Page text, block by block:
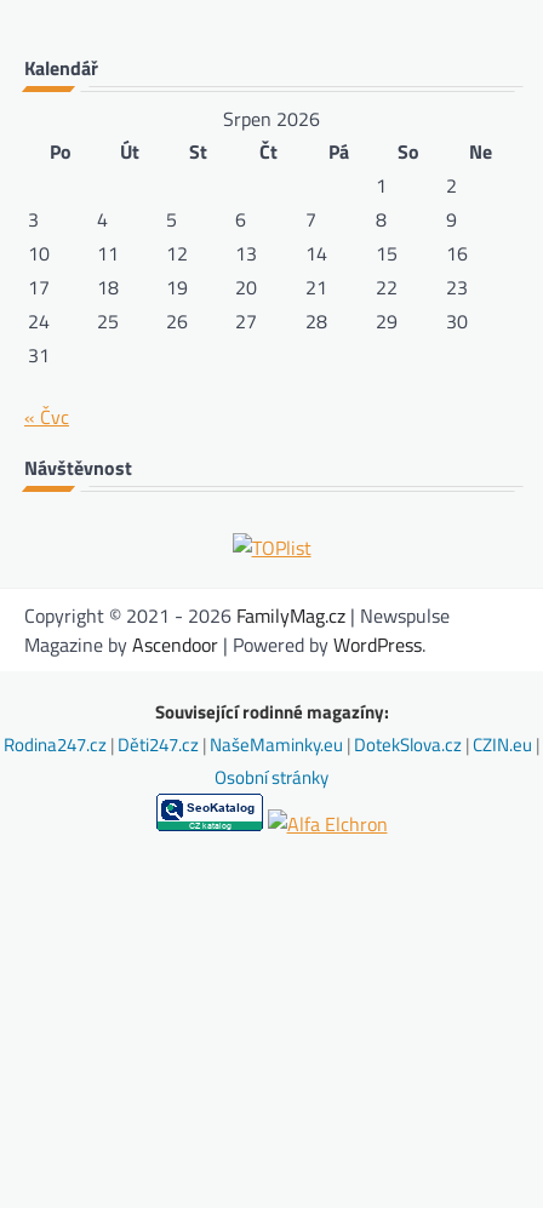
Kalendář
Srpen 2026
Po
Út St Čt Pá So
Ne
1
2
3
4 5 6 7 8
9
10
11 12 13 14 15
16
17
18 19 20 21 22
23
24
25 26 27 28 29
30
31
« Čvc
Návštěvnost
Copyright © 2021 - 2026 FamilyMag.cz | Newspulse
Magazine byAscendoor | Powered byWordPress.
Související rodinné magazíny:
Rodina247.cz|Děti247.cz|NašeMaminky.eu |DotekSlova.cz|CZIN.eu |
Osobní stránky